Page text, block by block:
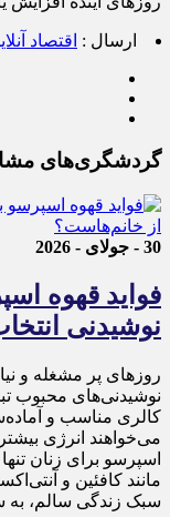
ارسال : اقتصاد
گردشگری‌های
30 - جولای - 2026
فواید قهوه
نوشیدنی
روزهای پر مشغله و
نوشیدنی‌های محبوب
کالری مناسب و
می‌خواهند انرژی
اسپرسو برای زنان
مانند کافئین و
سبک زندگی سالم،